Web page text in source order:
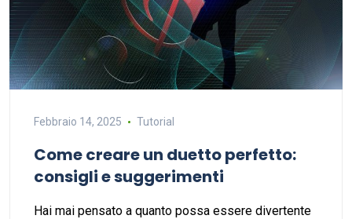
Febbraio 14, 2025 Tutorial
Come creare un duetto perfetto:
consigli e suggerimenti
Hai mai pensato a quanto possa essere divertente